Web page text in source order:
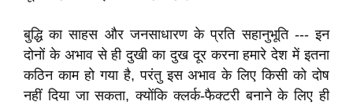
बुद्धि का साहस और जनसाधारण के प्रति सहानुभूति --- इन
दोनों के अभाव से ही दुखी का दुख दूर करना हमारे देश में इतना
कठिन काम हो गया है, परंतु इस अभाव के लिए किसी को दोष
नहीं दिया जा सकता, क्योंकि क्लर्क-फैक्टरी बनाने के लिए ही